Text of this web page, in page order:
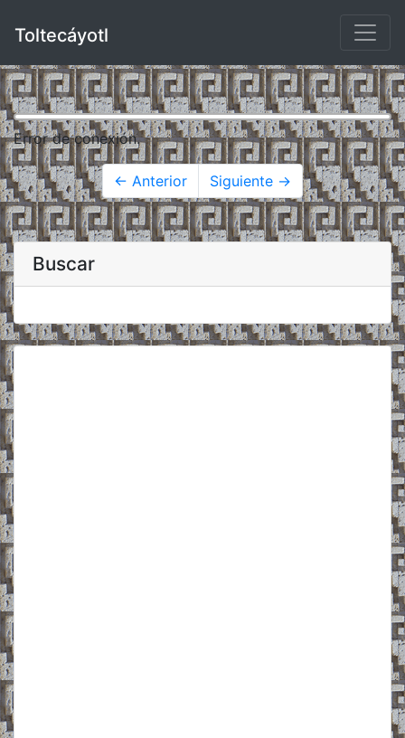
Toltecáyotl
Error de conexión.
← Anterior Siguiente →
Buscar